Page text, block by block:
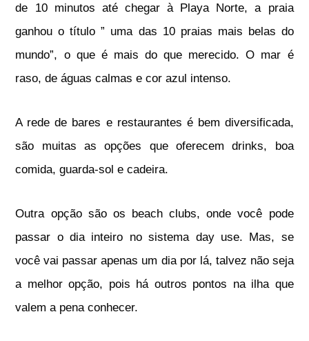
de 10 minutos até chegar à Playa Norte, a praia
ganhou o título ” uma das 10 praias mais belas do
mundo”, o que é mais do que merecido.O mar é
raso, de águas calmas e cor azul intenso.
A rede de bares e restaurantes é bem diversificada,
são muitas as opções que oferecem drinks, boa
comida, guarda-sol e cadeira.
Outra opção são os beach clubs, onde você pode
passar o dia inteiro no sistema day use. Mas, se
você vai passar apenas um dia por lá, talvez não seja
a melhor opção, pois há outros pontos na ilha que
valem a pena conhecer.